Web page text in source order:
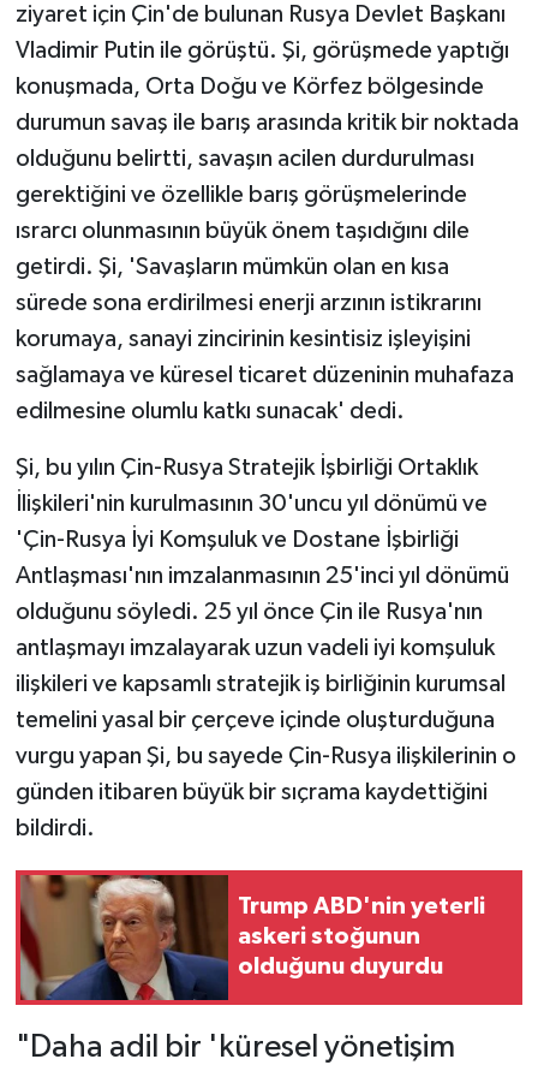
ziyaret için Çin'de bulunan Rusya Devlet Başkanı
Vladimir Putin ile görüştü. Şi, görüşmede yaptığı
konuşmada, Orta Doğu ve Körfez bölgesinde
durumun savaş ile barış arasında kritik bir noktada
olduğunu belirtti, savaşın acilen durdurulması
gerektiğini ve özellikle barış görüşmelerinde
ısrarcı olunmasının büyük önem taşıdığını dile
getirdi. Şi, 'Savaşların mümkün olan en kısa
sürede sona erdirilmesi enerji arzının istikrarını
korumaya, sanayi zincirinin kesintisiz işleyişini
sağlamaya ve küresel ticaret düzeninin muhafaza
edilmesine olumlu katkı sunacak' dedi.
Şi, bu yılın Çin-Rusya Stratejik İşbirliği Ortaklık
İlişkileri'nin kurulmasının 30'uncu yıl dönümü ve
'Çin-Rusya İyi Komşuluk ve Dostane İşbirliği
Antlaşması'nın imzalanmasının 25'inci yıl dönümü
olduğunu söyledi. 25 yıl önce Çin ile Rusya'nın
antlaşmayı imzalayarak uzun vadeli iyi komşuluk
ilişkileri ve kapsamlı stratejik iş birliğinin kurumsal
temelini yasal bir çerçeve içinde oluşturduğuna
vurgu yapan Şi, bu sayede Çin-Rusya ilişkilerinin o
günden itibaren büyük bir sıçrama kaydettiğini
bildirdi.
Trump ABD'nin yeterli
askeri stoğunun
olduğunu duyurdu
"Daha adil bir 'küresel yönetişim